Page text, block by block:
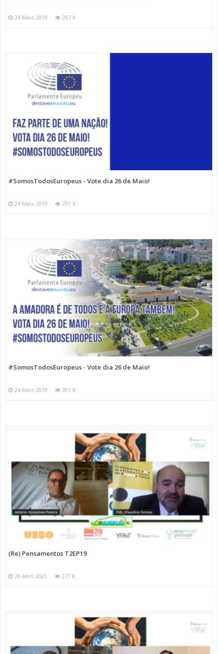
24 Maio 2019 297 K
#SomosTodosEuropeus - Vote dia 26 de Maio!
24 Maio 2019 291 K
#SomosTodosEuropeus - Vote dia 26 de Maio!
24 Maio 2019 301 K
(Re) Pensamentos T2EP19
20 Abril 2021 277 K